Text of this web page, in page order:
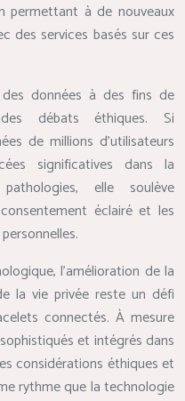
permettant à de nouveaux
des services basés sur ces
données à des fins de
débats éthiques. Si
de millions d’utilisateurs
significatives dans la
elle soulève
éclairé et les
l’amélioration de la
la vie privée reste un défi
connectés. À mesure
et intégrés dans
considérations éthiques et
rythme que la technologie